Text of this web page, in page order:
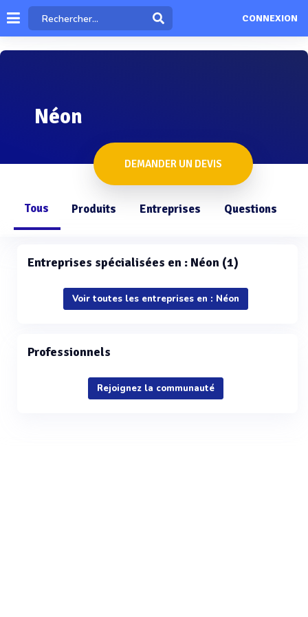
CONNEXION
Néon
DEMANDER UN DEVIS
Tous Produits Entreprises Questions
Entreprises spécialisées en : Néon (1)
Voir toutes les entreprises en : Néon
Professionnels
Rejoignez la communauté